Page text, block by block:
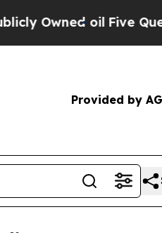
oilFive Questions
Provided by